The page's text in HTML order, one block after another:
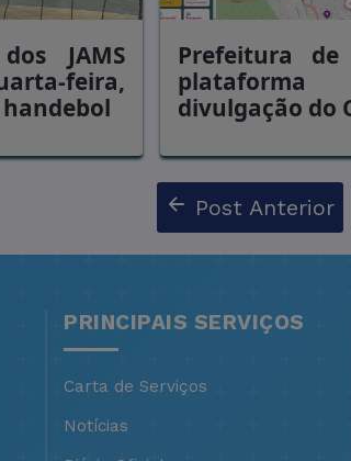
JAMS
feira,
Prefeitura de
divulgação do
Post Anterior
PRINCIPAIS SERVIÇOS
Carta de Serviços
Notícias